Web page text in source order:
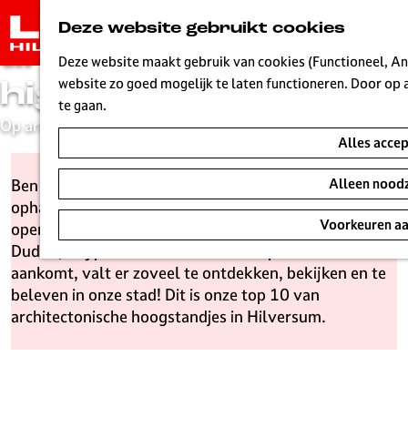
Deze website gebruikt cookies
Deze website maakt gebruik van cookies (Functioneel,
website zo goed mogelijk te laten functioneren. Door
te gaan.
Alles
Alleen
Voorkeuren
a
n
a
r
e
o
m
e
p
a
g
e
10x
architectonische
highlights
Op architectuursafari door Hilversum
|| |
Ben jij een fan van architectuur? Dan kan je je hart
ophalen in Hilversum. Een stad als
openluchtmuseum, waar iconen schitteren zoals
Dudok, Cuypers en Duiker. Als het op architectuur
aankomt, valt er zoveel te ontdekken, bekijken en te
beleven in onze stad! Dit is onze top 10 van
architectonische hoogstandjes in Hilversum.